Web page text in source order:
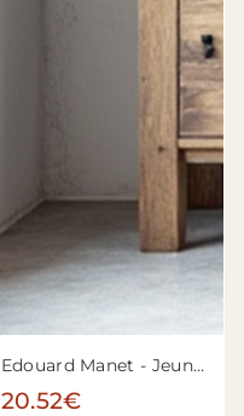
Edouard Manet - Jeune femme en 1866
20.52€